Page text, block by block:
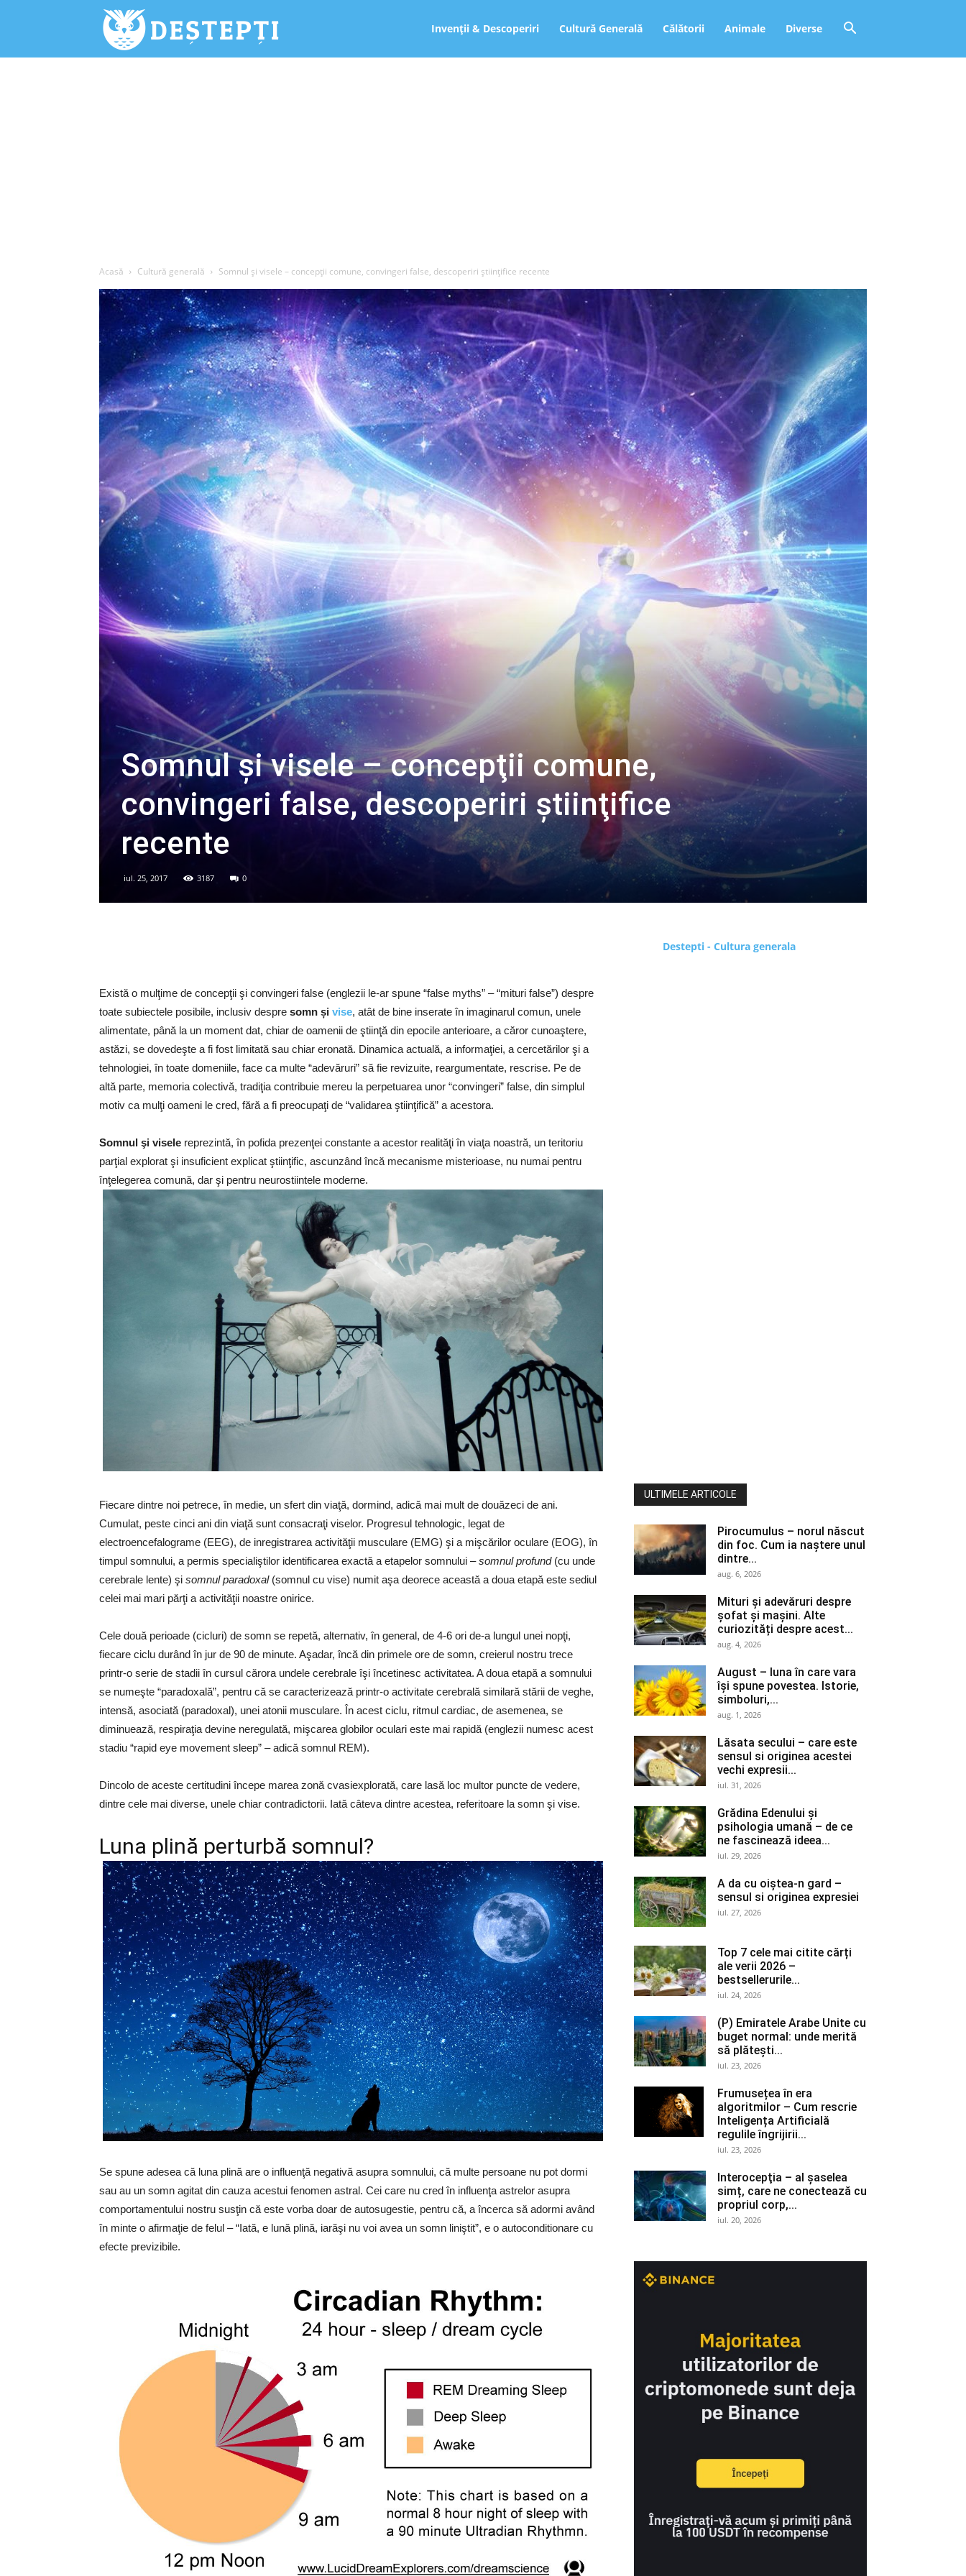
Deștepți.ro Invenții & Descoperiri Cultură Generală Călătorii Animale Diverse
Acasă Cultură generală Somnul şi visele – concepţii comune, convingeri false, descoperiri ştiinţifice recente
Somnul şi visele – concepţii comune,
convingeri false, descoperiri ştiinţifice
recente
iul. 25, 2017 3187 0
Există o mulţime de concepţii şi convingeri false (englezii le-ar spune “false myths” – “mituri false”) despre
toate subiectele posibile, inclusiv despre somn și vise, atât de bine inserate în imaginarul comun, unele
alimentate, până la un moment dat, chiar de oamenii de ştiinţă din epocile anterioare, a căror cunoaştere,
astăzi, se dovedeşte a fi fost limitată sau chiar eronată. Dinamica actuală, a informaţiei, a cercetărilor şi a
tehnologiei, în toate domeniile, face ca multe “adevăruri” să fie revizuite, reargumentate, rescrise. Pe de
altă parte, memoria colectivă, tradiţia contribuie mereu la perpetuarea unor “convingeri” false, din simplul
motiv ca mulţi oameni le cred, fără a fi preocupaţi de “validarea ştiinţifică” a acestora.
Somnul şi visele reprezintă, în pofida prezenţei constante a acestor realităţi în viaţa noastră, un teritoriu
parţial explorat şi insuficient explicat ştiinţific, ascunzând încă mecanisme misterioase, nu numai pentru
înţelegerea comună, dar şi pentru neurostiintele moderne.
Fiecare dintre noi petrece, în medie, un sfert din viaţă, dormind, adică mai mult de douăzeci de ani.
Cumulat, peste cinci ani din viaţă sunt consacraţi viselor. Progresul tehnologic, legat de
electroencefalograme (EEG), de inregistrarea activităţii musculare (EMG) şi a mişcărilor oculare (EOG), în
timpul somnului, a permis specialiştilor identificarea exactă a etapelor somnului –somnul profund(cu unde
cerebrale lente) şi somnul paradoxal(somnul cu vise) numit aşa deorece această a doua etapă este sediul
celei mai mari părţi a activităţii noastre onirice.
Cele două perioade (cicluri) de somn se repetă, alternativ, în general, de 4-6 ori de-a lungul unei nopţi,
fiecare ciclu durând în jur de 90 de minute. Aşadar, încă din primele ore de somn, creierul nostru trece
printr-o serie de stadii în cursul cărora undele cerebrale îşi încetinesc activitatea. A doua etapă a somnului
se numeşte “paradoxală”, pentru că se caracterizează printr-o activitate cerebrală similară stării de veghe,
intensă, asociată (paradoxal), unei atonii musculare. În acest ciclu, ritmul cardiac, de asemenea, se
diminuează, respiraţia devine neregulată, mişcarea globilor oculari este mai rapidă (englezii numesc acest
stadiu “rapid eye movement sleep” – adică somnul REM).
Dincolo de aceste certitudini începe marea zonă cvasiexplorată, care lasă loc multor puncte de vedere,
dintre cele mai diverse, unele chiar contradictorii. Iată câteva dintre acestea, referitoare la somn şi vise.
Luna plină perturbă somnul?
Se spune adesea că luna plină are o influenţă negativă asupra somnului, că multe persoane nu pot dormi
sau au un somn agitat din cauza acestui fenomen astral. Cei care nu cred în influenţa astrelor asupra
comportamentului nostru susţin că este vorba doar de autosugestie, pentru că, a încerca să adormi având
în minte o afirmaţie de felul – “Iată, e lună plină, iarăşi nu voi avea un somn liniştit”, e o autoconditionare cu
efecte previzibile.
Destepti - Cultura generala
ULTIMELE ARTICOLE
Pirocumulus – norul născut
din foc. Cum ia naștere unul
dintre...
aug. 6, 2026
Mituri și adevăruri despre
șofat și mașini. Alte
curiozități despre acest...
aug. 4, 2026
August – luna în care vara
își spune povestea. Istorie,
simboluri,...
aug. 1, 2026
Lăsata secului – care este
sensul si originea acestei
vechi expresii...
iul. 31, 2026
Grădina Edenului și
psihologia umană – de ce
ne fascinează ideea...
iul. 29, 2026
A da cu oiștea-n gard –
sensul si originea expresiei
iul. 27, 2026
Top 7 cele mai citite cărți
ale verii 2026 –
bestsellerurile...
iul. 24, 2026
(P) Emiratele Arabe Unite cu
buget normal: unde merită
să plătești...
iul. 23, 2026
Frumusețea în era
algoritmilor – Cum rescrie
Inteligența Artificială
regulile îngrijirii...
iul. 23, 2026
Interocepţia – al șaselea
simț, care ne conectează cu
propriul corp,...
iul. 20, 2026